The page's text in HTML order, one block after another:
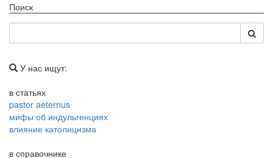
Поиск
У нас ищут:
в статьях
pastor aeternus
мифы об индульгенциях
влияние католицизма
в справочнике